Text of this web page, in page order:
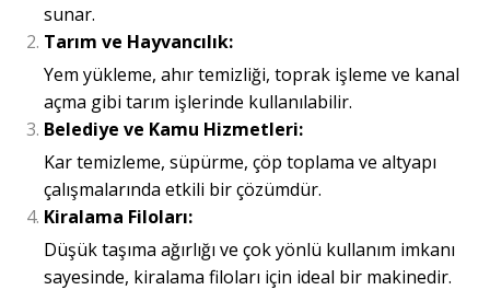
sunar.
Tarım ve Hayvancılık:
Yem yükleme, ahır temizliği, toprak işleme ve kanal
açma gibi tarım işlerinde kullanılabilir.
Belediye ve Kamu Hizmetleri:
Kar temizleme, süpürme, çöp toplama ve altyapı
çalışmalarında etkili bir çözümdür.
Kiralama Filoları:
Düşük taşıma ağırlığı ve çok yönlü kullanım imkanı
sayesinde, kiralama filoları için ideal bir makinedir.